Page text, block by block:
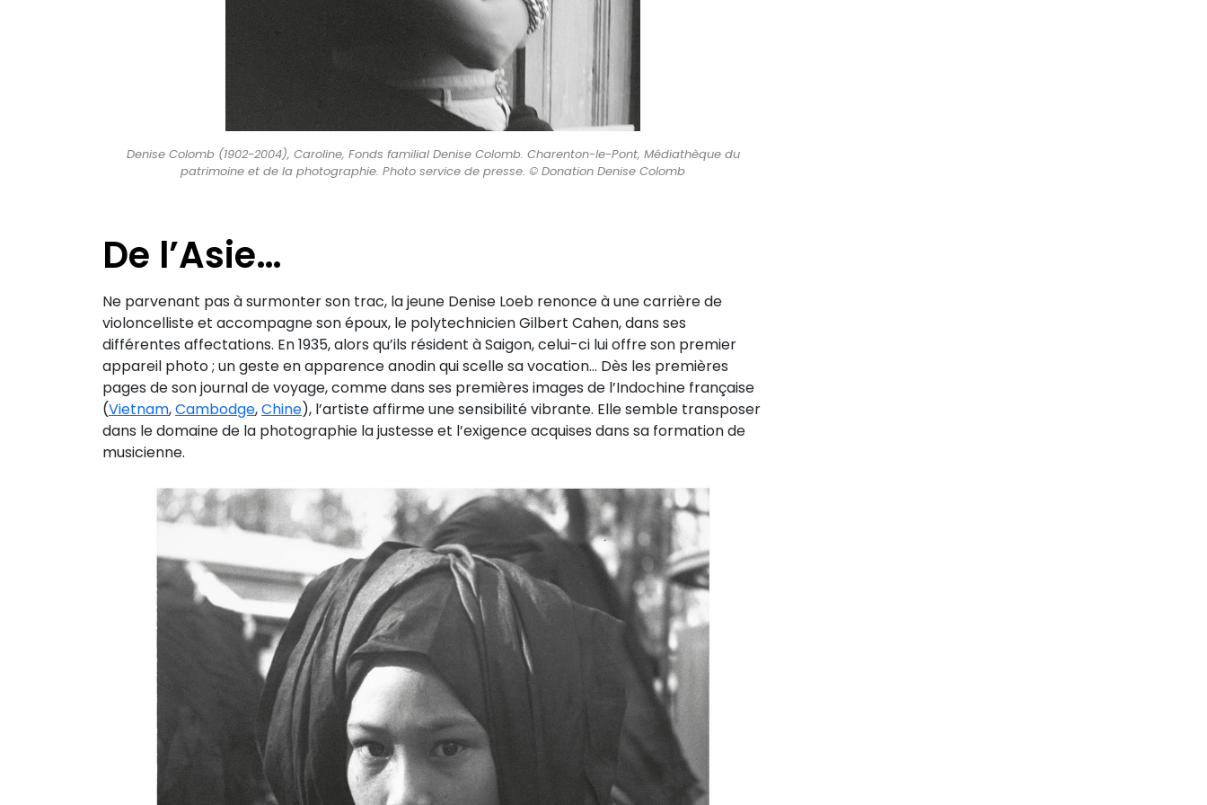
Denise Colomb (1902-2004), Caroline, Fonds familial Denise Colomb. Charenton-le-Pont, Médiathèque du
patrimoine et de la photographie. Photo service de presse. © Donation Denise Colomb
De l’Asie…
Ne parvenant pas à surmonter son trac, la jeune Denise Loeb renonce à une carrière de
violoncelliste et accompagne son époux, le polytechnicien Gilbert Cahen, dans ses
différentes affectations. En 1935, alors qu’ils résident à Saigon, celui-ci lui offre son premier
appareil photo ; un geste en apparence anodin qui scelle sa vocation… Dès les premières
pages de son journal de voyage, comme dans ses premières images de l’Indochine française
(Vietnam,Cambodge,Chine), l’artiste affirme une sensibilité vibrante. Elle semble transposer
dans le domaine de la photographie la justesse et l’exigence acquises dans sa formation de
musicienne.